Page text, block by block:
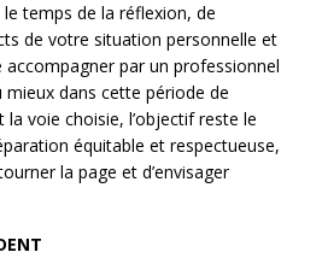
temps de la réflexion, de
de votre situation personnelle et
par un professionnel
dans cette période de
voie choisie, l’objectif reste le
équitable et respectueuse,
la page et d’envisager